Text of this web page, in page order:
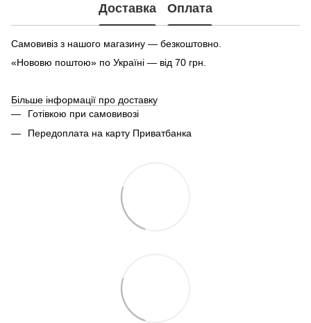
Доставка Оплата
Самовивіз з нашого магазину — безкоштовно.
«Нововю поштою» по Україні — від 70 грн.
Більше інформації про доставку
Готівкою при самовивозі
Передоплата на карту Приватбанка